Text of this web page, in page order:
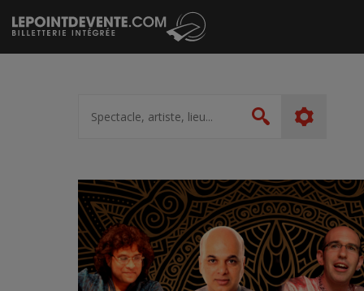
Passer
au
contenu
artiste,
lieu...
Rechercher